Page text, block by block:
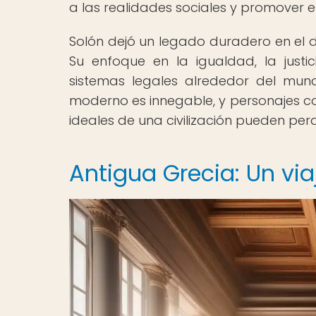
a las realidades sociales y promover
Solón dejó un legado duradero en el
Su enfoque en la igualdad, la
sistemas legales alrededor del
moderno es innegable, y personajes
ideales de una civilización pueden
Antigua Grecia: Un